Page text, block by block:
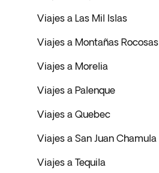
Viajes a Las Mil Islas
Viajes a Montañas Rocosas
Viajes a Morelia
Viajes a Palenque
Viajes a Quebec
Viajes a San Juan Chamula
Viajes a Tequila